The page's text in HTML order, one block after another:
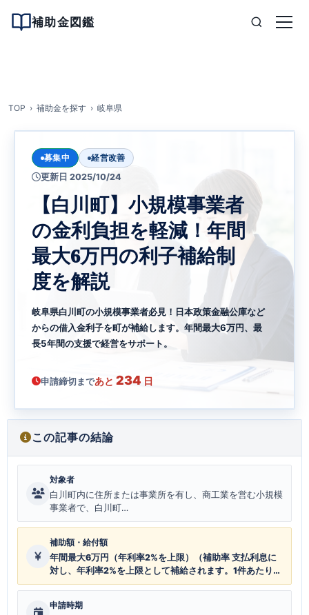
補助金図鑑
TOP 補助金を探す 岐阜県
募集中
経営改善
更新日 2025/10/24
【白川町】小規模事業者
の金利負担を軽減！年間
最大6万円の利子補給制
度を解説
岐阜県白川町の小規模事業者必見！日本政策金融公庫など
からの借入金利子を町が補給します。年間最大6万円、最
長5年間の支援で経営をサポート。
申請締切まであと 234 日
この記事の結論
対象者
白川町内に住所または事業所を有し、商工業を営む小規模
事業者で、白川町…
補助額・給付額
年間最大6万円（年利率2%を上限）（補助率 支払利息に
対し、年利率2%を上限として補給されます。1件あたりの
補給額は年間最大6万円です。補給期間は最長5年間（60
申請時期